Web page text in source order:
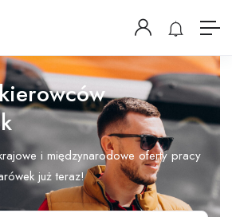
i międzynarodowe oferty pracy
już teraz!